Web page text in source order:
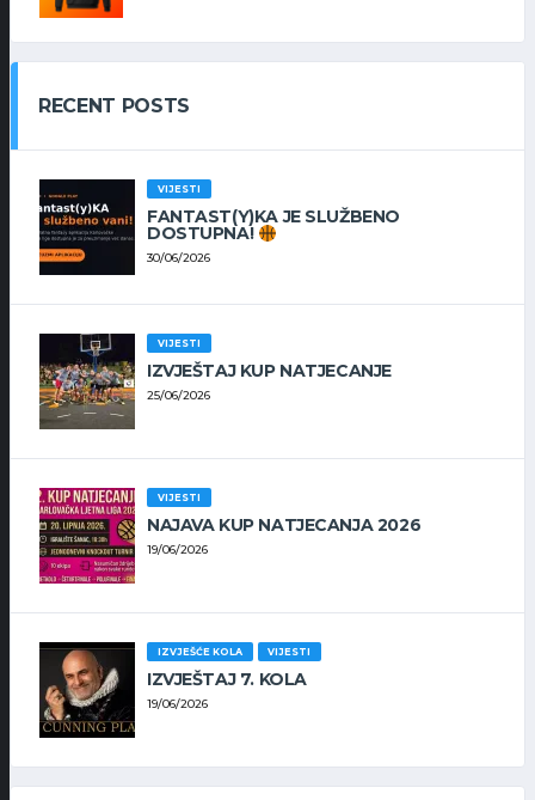
RECENT POSTS
VIJESTI
FANTAST(Y)KA JE SLUŽBENO
DOSTUPNA!
30/06/2026
VIJESTI
IZVJEŠTAJ KUP NATJECANJE
25/06/2026
VIJESTI
NAJAVA KUP NATJECANJA 2026
19/06/2026
IZVJEŠĆE KOLA VIJESTI
IZVJEŠTAJ 7. KOLA
19/06/2026